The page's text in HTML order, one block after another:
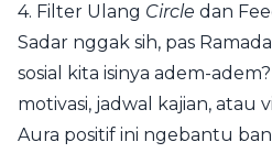
4. Filter Ulang Circle dan
Sadar nggak sih, pas
sosial kita isinya adem-
motivasi, jadwal kajian, atau
Aura positif ini ngebantu